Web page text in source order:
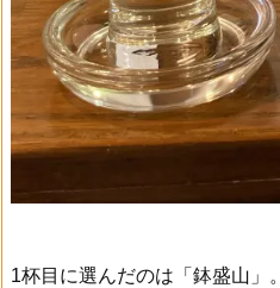
1杯目に選んだのは「鉢盛山」。